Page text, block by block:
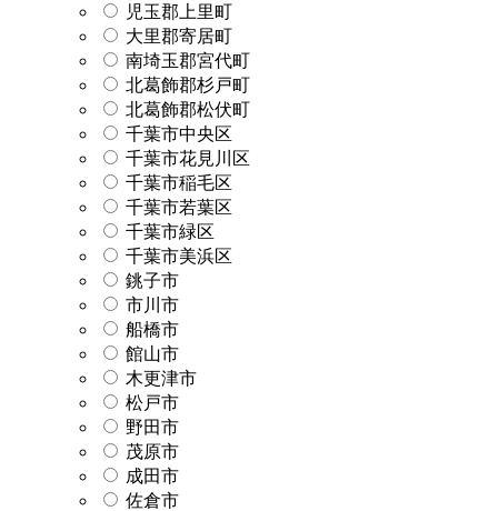
児玉郡上里町
大里郡寄居町
南埼玉郡宮代町
北葛飾郡杉戸町
北葛飾郡松伏町
千葉市中央区
千葉市花見川区
千葉市稲毛区
千葉市若葉区
千葉市緑区
千葉市美浜区
銚子市
市川市
船橋市
館山市
木更津市
松戸市
野田市
茂原市
成田市
佐倉市